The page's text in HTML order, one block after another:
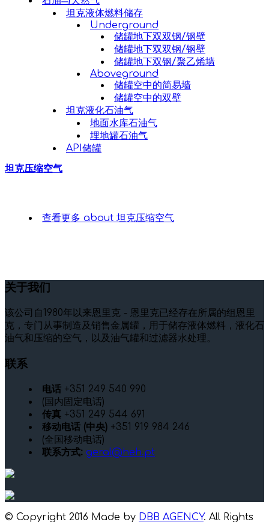
坦克液体燃料储存
Underground
储罐地下双双钢/钢壁
储罐地下双双钢/钢壁
储罐地下双钢/聚乙烯墙
Aboveground
储罐空中的简易墙
储罐空中的双壁
坦克液化石油气
地面水库石油气
埋地罐石油气
API储罐
坦克压缩空气
查看更多 about 坦克压缩空气
关于我们
该公司自1980年以来恩里克 - 恩里克已经存在所属的组恩里
克，专门从事制造及销售金属罐，用于储存液体燃料，液化石
油气和压缩的空气，以及油气罐和过滤器水处理。
联系
电话 +351 249 540 990
(国内固定电话)
传真 +351 249 544 691
移动电话 (中央) +351 919 984 246
(全国移动电话)
联系方式: geral@heh.pt
© Copyright 2016 Made by DBB AGENCY. All Rights